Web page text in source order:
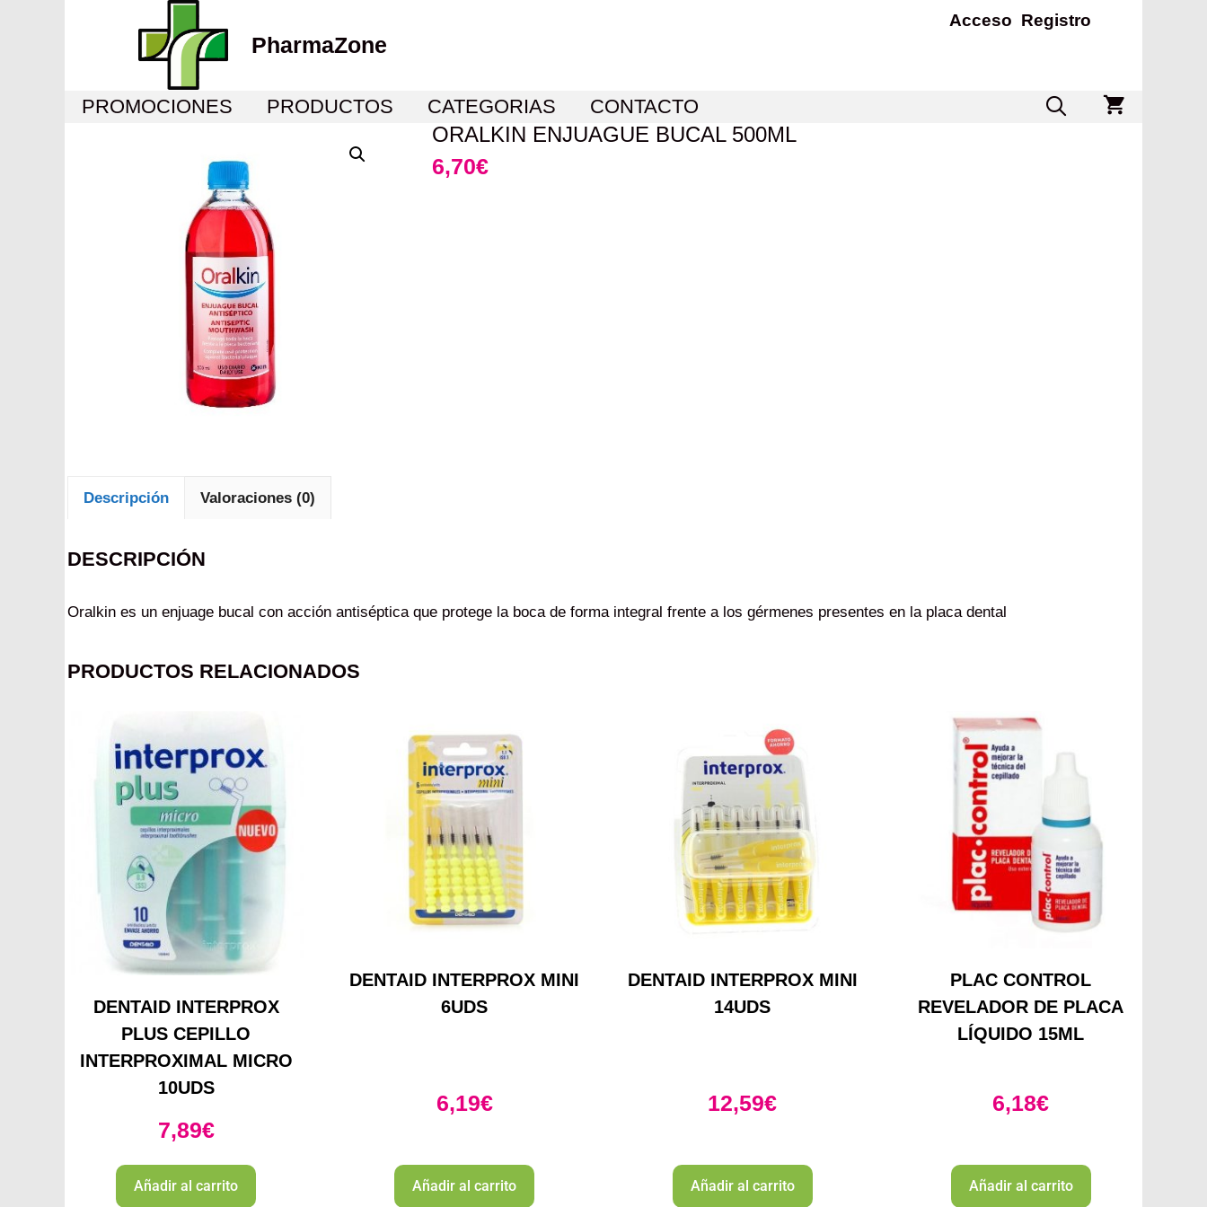
Acceso Registro
PharmaZone
PROMOCIONES PRODUCTOS CATEGORIAS CONTACTO
ORALKIN ENJUAGUE BUCAL 500ML
6,70€
Descripción Valoraciones (0)
DESCRIPCIÓN
Oralkin es un enjuage bucal con acción antiséptica que protege la boca de forma integral frente a los gérmenes presentes en la placa dental
PRODUCTOS RELACIONADOS
DENTAID INTERPROX
PLUS CEPILLO
INTERPROXIMAL MICRO
10UDS
7,89€
Añadir al carrito
DENTAID INTERPROX MINI
6UDS
6,19€
Añadir al carrito
DENTAID INTERPROX MINI
14UDS
12,59€
Añadir al carrito
PLAC CONTROL
REVELADOR DE PLACA
LÍQUIDO 15ML
6,18€
Añadir al carrito